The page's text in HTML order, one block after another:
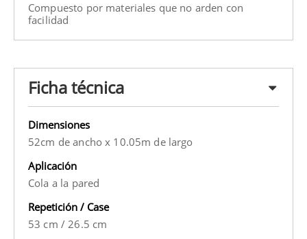
Compuesto por materiales que no arden con
facilidad
Ficha técnica
Dimensiones
52cm de ancho x 10.05m de largo
Aplicación
Cola a la pared
Repetición / Case
53 cm /26.5 cm